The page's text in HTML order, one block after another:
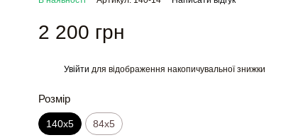
2 200 грн
Увійти для відображення накопичувальної знижки
Розмір
140x5 84x5